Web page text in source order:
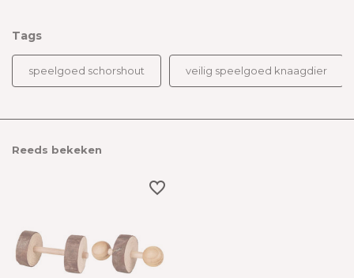
Tags
speelgoed schorshout veilig speelgoed knaagdier
Reeds bekeken